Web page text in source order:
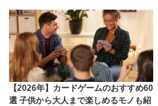
【2026年】カードゲームのおすすめ60
選 子供から大人まで楽しめるモノも紹